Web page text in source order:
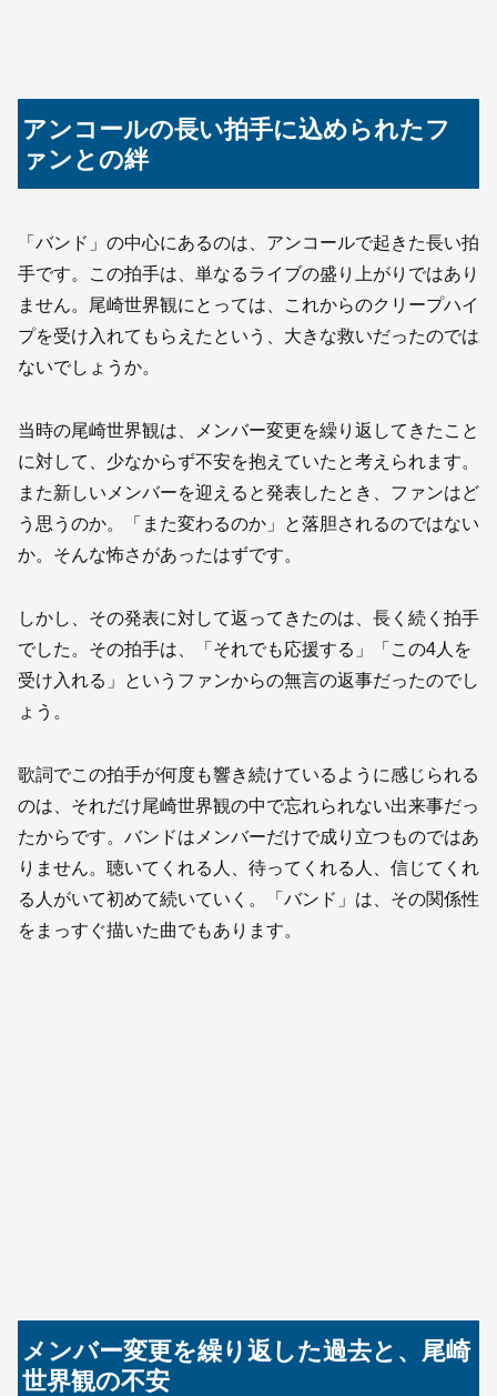
アンコールの長い拍手に込められたフ
ァンとの絆
「バンド」の中心にあるのは、アンコールで起きた長い拍
手です。この拍手は、単なるライブの盛り上がりではあり
ません。尾崎世界観にとっては、これからのクリープハイ
プを受け入れてもらえたという、大きな救いだったのでは
ないでしょうか。
当時の尾崎世界観は、メンバー変更を繰り返してきたこと
に対して、少なからず不安を抱えていたと考えられます。
また新しいメンバーを迎えると発表したとき、ファンはど
う思うのか。「また変わるのか」と落胆されるのではない
か。そんな怖さがあったはずです。
しかし、その発表に対して返ってきたのは、長く続く拍手
でした。その拍手は、「それでも応援する」「この4人を
受け入れる」というファンからの無言の返事だったのでし
ょう。
歌詞でこの拍手が何度も響き続けているように感じられる
のは、それだけ尾崎世界観の中で忘れられない出来事だっ
たからです。バンドはメンバーだけで成り立つものではあ
りません。聴いてくれる人、待ってくれる人、信じてくれ
る人がいて初めて続いていく。「バンド」は、その関係性
をまっすぐ描いた曲でもあります。
メンバー変更を繰り返した過去と、尾崎
世界観の不安